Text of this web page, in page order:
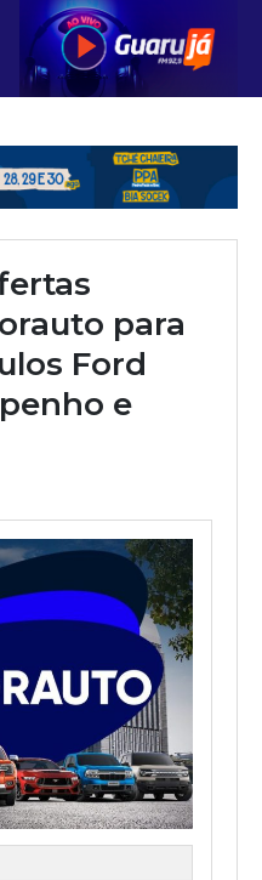
para
Ford
e